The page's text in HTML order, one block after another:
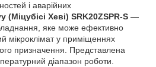
і аварійних
(Міцубісі Хеві) SRK20ZSPR-S —
яке може ефективно
мікроклімат у приміщеннях
призначення. Представлена
діапазон роботи.